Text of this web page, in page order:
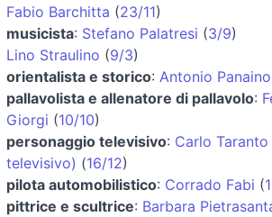
Fabio Barchitta (23/11)
musicista: Stefano Palatresi (3/9)
Lino Straulino (9/3)
orientalista e storico: Antonio Panaino
pallavolista e allenatore di pallavolo:
Giorgi (10/10)
personaggio televisivo: Carlo
televisivo) (16/12)
pilota automobilistico: Corrado Fabi (
pittrice e scultrice: Barbara